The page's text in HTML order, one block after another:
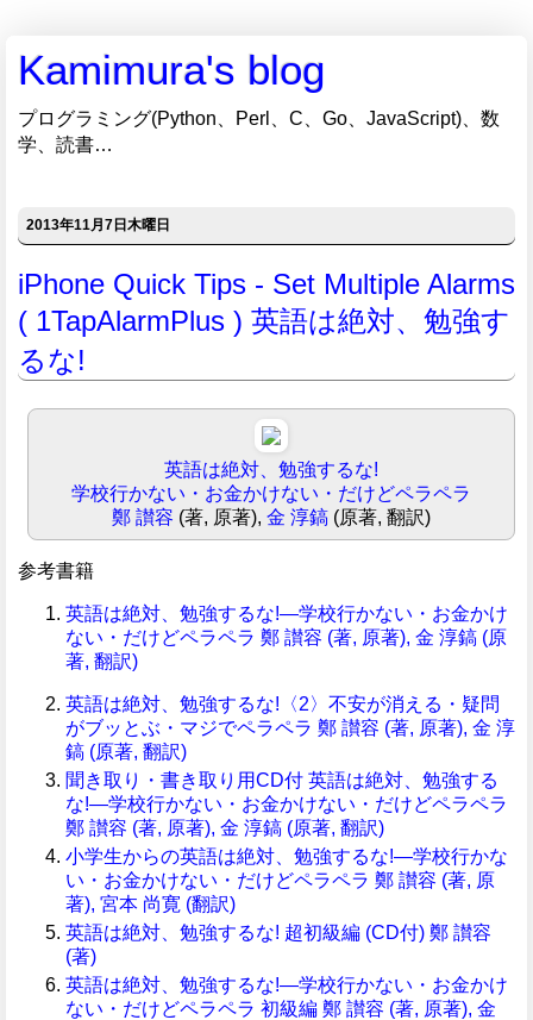
Kamimura's blog
プログラミング(Python、Perl、C、Go、JavaScript)、数
学、読書…
2013年11月7日木曜日
iPhone Quick Tips - Set Multiple Alarms
( 1TapAlarmPlus ) 英語は絶対、勉強す
るな!
英語は絶対、勉強するな!
学校行かない・お金かけない・だけどペラペラ
鄭 讃容 (著, 原著), 金 淳鎬(原著, 翻訳)
参考書籍
英語は絶対、勉強するな!―学校行かない・お金かけ
ない・だけどペラペラ 鄭 讃容 (著, 原著), 金 淳鎬 (原
著, 翻訳)
英語は絶対、勉強するな!〈2〉不安が消える・疑問
がブッとぶ・マジでペラペラ 鄭 讃容 (著, 原著), 金 淳
鎬 (原著, 翻訳)
聞き取り・書き取り用CD付 英語は絶対、勉強する
な!―学校行かない・お金かけない・だけどペラペラ
鄭 讃容 (著, 原著), 金 淳鎬 (原著, 翻訳)
小学生からの英語は絶対、勉強するな!―学校行かな
い・お金かけない・だけどペラペラ 鄭 讃容 (著, 原
著), 宮本 尚寛 (翻訳)
英語は絶対、勉強するな! 超初級編 (CD付) 鄭 讃容
(著)
英語は絶対、勉強するな!―学校行かない・お金かけ
ない・だけどペラペラ 初級編 鄭 讃容 (著, 原著), 金